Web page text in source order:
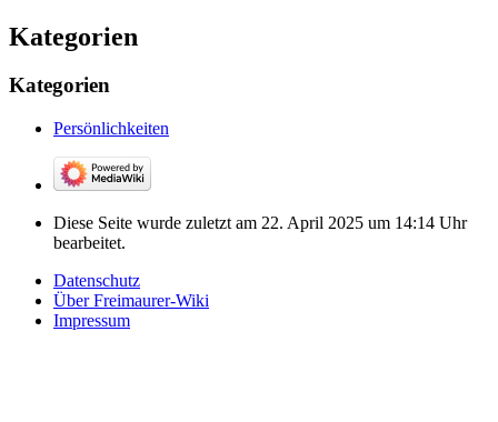
Kategorien
Kategorien
Persönlichkeiten
Diese Seite wurde zuletzt am 22. April 2025 um 14:14 Uhr
bearbeitet.
Datenschutz
Über Freimaurer-Wiki
Impressum